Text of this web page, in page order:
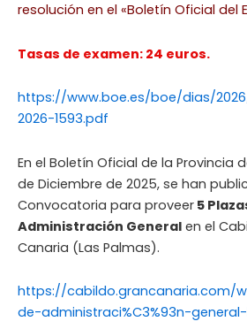
resolución en el «Boletín Oficial del
Tasas de examen: 24 euros.
https://www.boe.es/boe/dias/
2026-1593.pdf
En el Boletín Oficial de la Provincia
de Diciembre de 2025, se han
Convocatoria para proveer 5
Administración General en el
Canaria (Las Palmas).
https://cabildo.grancanaria.com/
de-administraci%C3%93n-general-